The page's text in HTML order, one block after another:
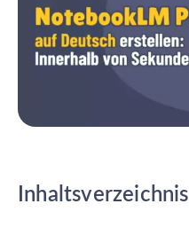
Inhaltsverzeichnis